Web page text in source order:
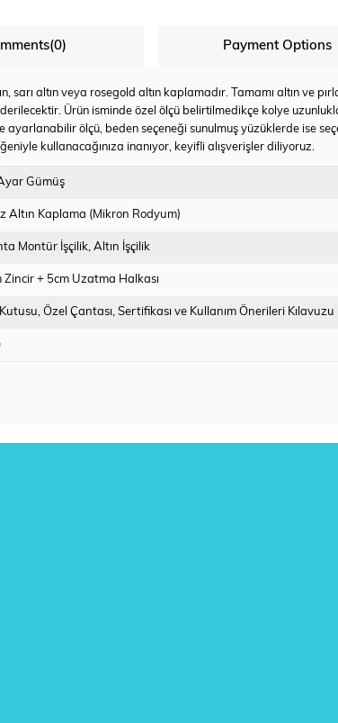
(0) Payment Options
altın veya rosegold altın kaplamadır. Tamamı altın ve
Ürün isminde özel ölçü belirtilmedikçe kolye
ölçü, beden seçeneği sunulmuş yüzüklerde ise
kullanacağınıza inanıyor, keyifli alışverişler diliyoruz.
Gümüş
Altın Kaplama (Mikron Rodyum)
Montür İşçilik Altın İşçilik
Zincir + 5cm Uzatma Halkası
Özel Çantası Sertifikası ve Kullanım Önerileri Kılavuzu